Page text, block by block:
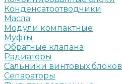
Конденсатоотводчики
Масла
Модули компактные
Муфты
Обратные клапана
Радиаторы
Сальники винтовых блоков
Сепараторы